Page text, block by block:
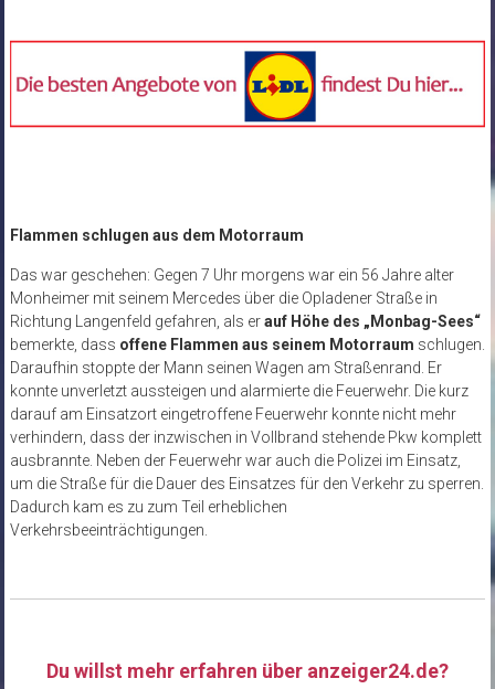
Flammen schlugen aus dem Motorraum
Das war geschehen: Gegen 7 Uhr morgens war ein 56 Jahre alter
Monheimer mit seinem Mercedes über die Opladener Straße in
Richtung Langenfeld gefahren, als erauf Höhe des „Monbag-Sees“
bemerkte, dass offene Flammen aus seinem Motorraum schlugen.
Daraufhin stoppte der Mann seinen Wagen am Straßenrand. Er
konnte unverletzt aussteigen und alarmierte die Feuerwehr. Die kurz
darauf am Einsatzort eingetroffene Feuerwehr konnte nicht mehr
verhindern, dass der inzwischen in Vollbrand stehende Pkw komplett
ausbrannte. Neben der Feuerwehr war auch die Polizei im Einsatz,
um die Straße für die Dauer des Einsatzes für den Verkehr zu sperren.
Dadurch kam es zu zum Teil erheblichen
Verkehrsbeeinträchtigungen.
Du willst mehr erfahren über anzeiger24.de?